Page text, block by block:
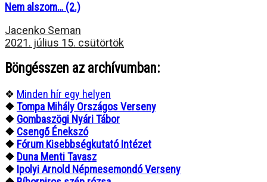
Nem alszom… (2.)
Jacenko Seman
2021. július 15. csütörtök
Böngésszen az archívumban:
❖ Minden hír egy helyen
❖Tompa Mihály Országos Verseny
❖ Gombaszögi Nyári Tábor
❖ Csengő Énekszó
❖ Fórum Kisebbségkutató Intézet
❖ Duna Menti Tavasz
❖ Ipolyi Arnold Népmesemondó Verseny